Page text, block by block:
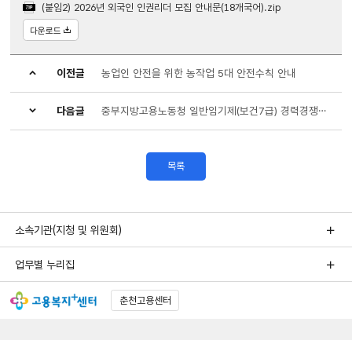
(붙임2) 2026년 외국인 인권리더 모집 안내문(18개국어).zip
다운로드
이전글 농업인 안전을 위한 농작업 5대 안전수칙 안내
다음글 중부지방고용노동청 일반임기제(보건7급) 경력경쟁채용시험 공고
목록
소속기관(지청 및 위원회)
업무별 누리집
춘천고용센터